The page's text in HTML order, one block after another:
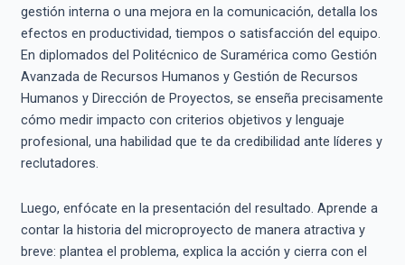
gestión interna o una mejora en la comunicación, detalla los
efectos en productividad, tiempos o satisfacción del equipo.
En diplomados del Politécnico de Suramérica como Gestión
Avanzada de Recursos Humanos y Gestión de Recursos
Humanos y Dirección de Proyectos, se enseña precisamente
cómo medir impacto con criterios objetivos y lenguaje
profesional, una habilidad que te da credibilidad ante líderes y
reclutadores.
Luego, enfócate en la presentación del resultado. Aprende a
contar la historia del microproyecto de manera atractiva y
breve: plantea el problema, explica la acción y cierra con el